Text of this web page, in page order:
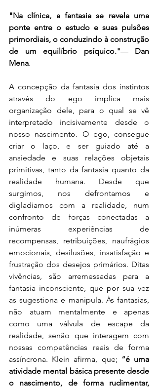
"Na clínica, a fantasia se revela uma
ponte entre o estudo e suas pulsões
primordiais, o conduzindo à construção
de um equilíbrio psíquico."— Dan
Mena.
A concepção da fantasia dos instintos
através do ego implica mais
organização dele, para o qual se vê
interpretado incisivamente desde o
nosso nascimento. O ego, consegue
criar o laço, e ser guiado até a
ansiedade e suas relações objetais
primitivas, tanto da fantasia quanto da
realidade humana. Desde que
surgimos, nos defrontamos e
digladiamos com a realidade, num
confronto de forças conectadas a
inúmeras experiências de
recompensas, retribuições, naufrágios
emocionais, desilusões, insatisfação e
frustração dos desejos primários. Ditas
vivências, são arremessadas para a
fantasia inconsciente, que por sua vez
as sugestiona e manipula. Às fantasias,
não atuam mentalmente e apenas
como uma válvula de escape da
realidade, senão que interagem com
nossas competências reais de forma
assíncrona. Klein afirma, que; “é uma
atividade mental básica presente desde
o nascimento, de forma rudimentar,